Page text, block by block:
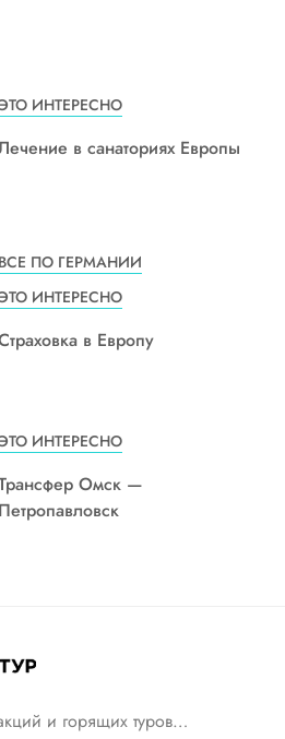
ЭТО ИНТЕРЕСНО
в санаториях Европы
ВСЕ ПО ГЕРМАНИИ
ЭТО ИНТЕРЕСНО
в Европу
ЭТО ИНТЕРЕСНО
Омск —
Петропавловск
и горящих туров…